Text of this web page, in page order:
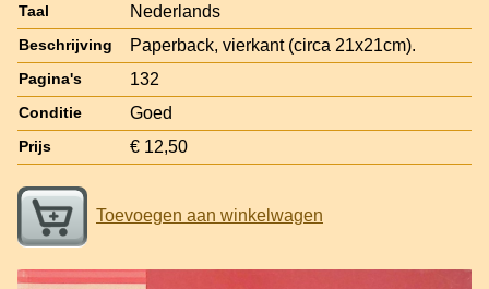
Taal Nederlands
Beschrijving Paperback, vierkant (circa 21x21cm).
Pagina's 132
Conditie Goed
Prijs € 12,50
Toevoegen aan winkelwagen